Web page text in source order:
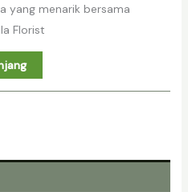
yang menarik bersama
Florist